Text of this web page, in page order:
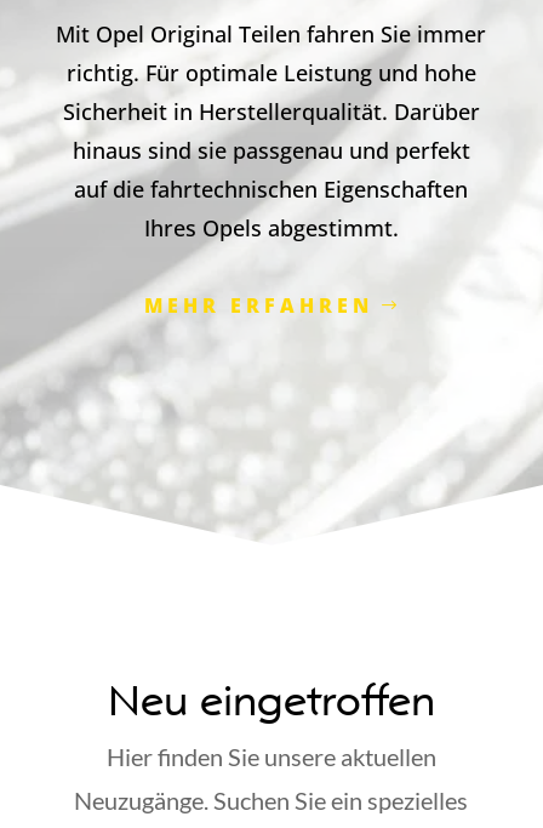
Mit Opel Original Teilen fahren Sie immer
richtig. Für optimale Leistung und hohe
Sicherheit in Herstellerqualität. Darüber
hinaus sind sie passgenau und perfekt
auf die fahrtechnischen Eigenschaften
Ihres Opels abgestimmt.
MEHR ERFAHREN
Neu eingetroffen
Hier finden Sie unsere aktuellen
Neuzugänge. Suchen Sie ein spezielles